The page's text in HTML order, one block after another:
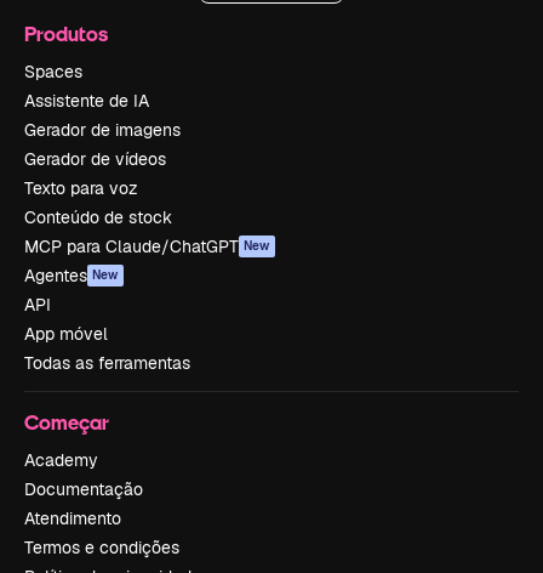
Produtos
Spaces
Assistente de IA
Gerador de imagens
Gerador de vídeos
Texto para voz
Conteúdo de stock
MCP para Claude/ChatGPT New
Agentes New
API
App móvel
Todas as ferramentas
Começar
Academy
Documentação
Atendimento
Termos e condições